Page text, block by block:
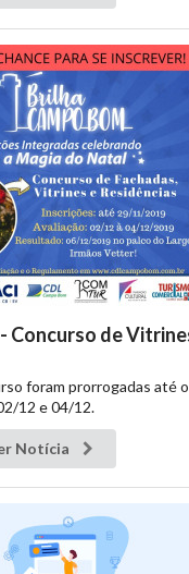
Concurso de
foram prorrogadas até
12 e 04/12.
Notícia